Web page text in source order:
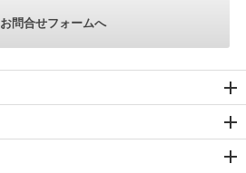
お問合せフォームへ